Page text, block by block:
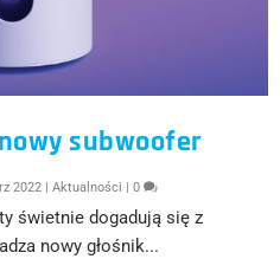
subwoofer
2022 |Aktualności |0
świetnie dogadują się z
nowy głośnik...